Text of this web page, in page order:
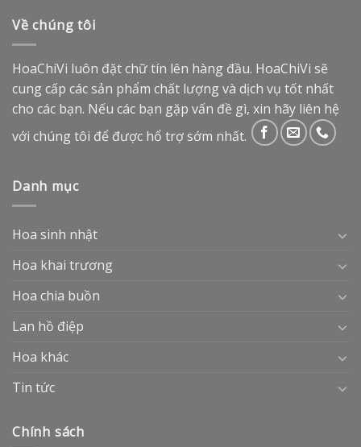
Về chúng tôi
HoaChiVi luôn đặt chữ tín lên hàng đầu. HoaChiVi sẽ
cung cấp các sản phẩm chất lượng và dịch vụ tốt nhất
cho các bạn. Nếu các bạn gặp vấn đề gì, xin hãy liên hệ
với chúng tôi để được hổ trợ sớm nhất.
Danh mục
Hoa sinh nhật
Hoa khai trương
Hoa chia buồn
Lan hồ điệp
Hoa khác
Tin tức
Chính sách